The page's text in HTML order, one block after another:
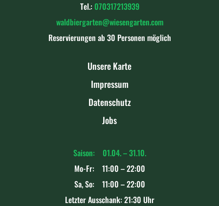
Tel.: 070317213939
waldbiergarten@wiesengarten.com
Reservierungen ab 30 Personen möglich
Unsere Karte
Impressum
Datenschutz
Jobs
Saison: 01.04. – 31.10.
Mo-Fr: 11:00 – 22:00
Sa, So: 11:00 – 22:00
Letzter Ausschank: 21:30 Uhr